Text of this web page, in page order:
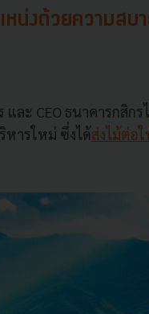
น่งด้วยความสบา
ะ CEO ธนาคารกสิกร
ารใหม่ ซึ่งได้ส่งไม้ต่อ